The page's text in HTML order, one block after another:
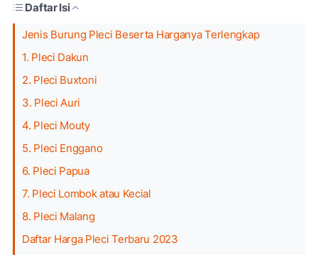
Daftar Isi
Jenis Burung Pleci Beserta Harganya Terlengkap
1. Pleci Dakun
2. Pleci Buxtoni
3. Pleci Auri
4. Pleci Mouty
5. Pleci Enggano
6. Pleci Papua
7. Pleci Lombok atau Kecial
8. Pleci Malang
Daftar Harga Pleci Terbaru 2023